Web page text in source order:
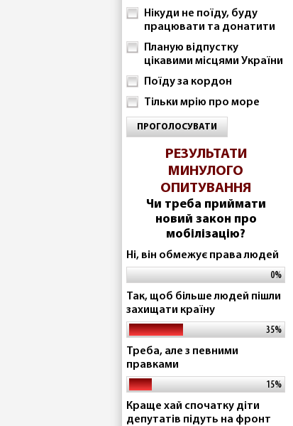
Нікуди не поїду, буду
працювати та донатити
Планую відпустку
цікавими місцями України
Поїду за кордон
Тільки мрію про море
ПРОГОЛОСУВАТИ
РЕЗУЛЬТАТИ
МИНУЛОГО
ОПИТУВАННЯ
Чи треба приймати
новий закон про
мобілізацію?
Ні, він обмежує права людей
0%
Так, щоб більше людей пішли
захищати країну
35%
Треба, але з певними
правками
15%
Краще хай спочатку діти
депутатів підуть на фронт